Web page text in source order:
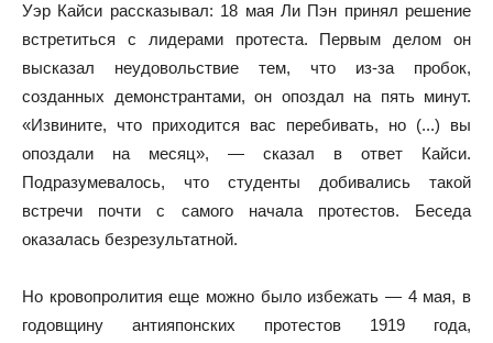
Уэр Кайси рассказывал: 18 мая Ли Пэн принял решение
встретиться с лидерами протеста. Первым делом он
высказал неудовольствие тем, что из-за пробок,
созданных демонстрантами, он опоздал на пять минут.
«Извините, что приходится вас перебивать, но (...) вы
опоздали на месяц», — сказал в ответ Кайси.
Подразумевалось, что студенты добивались такой
встречи почти с самого начала протестов. Беседа
оказалась безрезультатной.
Но кровопролития еще можно было избежать — 4 мая, в
годовщину антияпонских протестов 1919 года,